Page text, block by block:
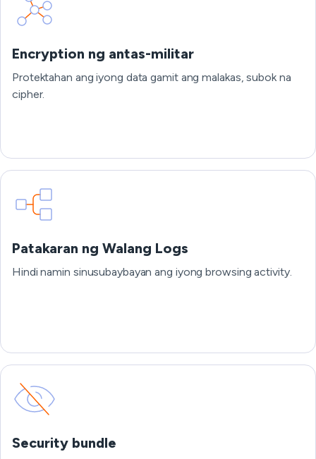
Encryption ng antas-militar
Protektahan ang iyong data gamit ang malakas, subok na
cipher.
Patakaran ng Walang Logs
Hindi namin sinusubaybayan ang iyong browsing activity.
Security bundle